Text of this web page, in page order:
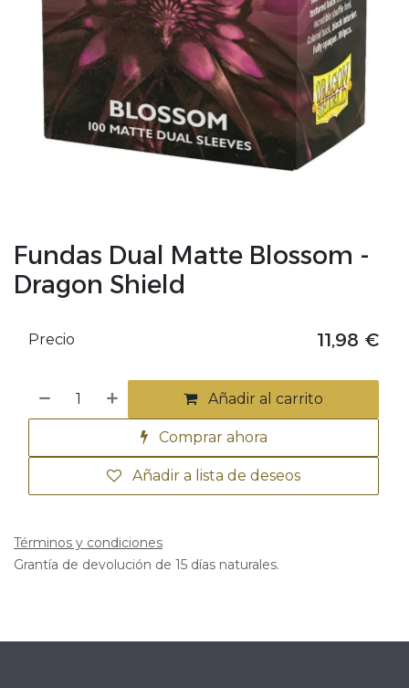
Fundas Dual Matte Blossom -
Dragon Shield
Añadir al carrito
Comprar ahora
Añadir a lista de deseos
Precio 11,98 €
Términos y condiciones
Grantía de devolución de 15 días naturales.